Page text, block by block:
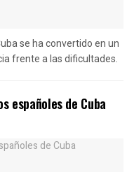
se ha convertido en un
frente a las dificultades.
españoles de Cuba